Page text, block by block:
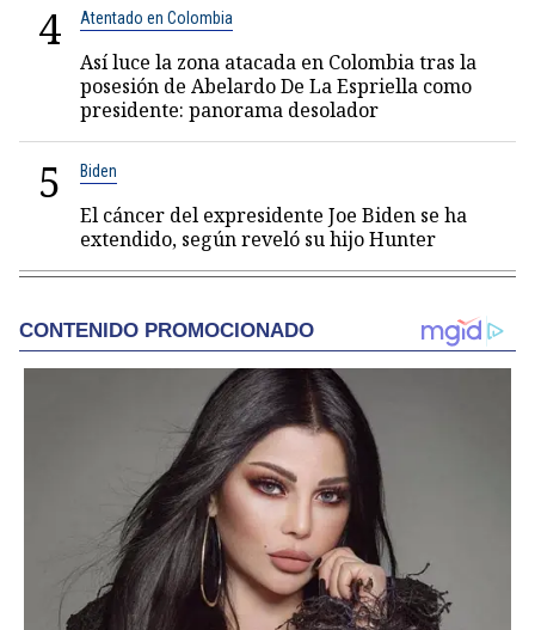
4 Atentado en Colombia
Así luce la zona atacada en Colombia tras la
posesión de Abelardo De La Espriella como
presidente: panorama desolador
5 Biden
El cáncer del expresidente Joe Biden se ha
extendido, según reveló su hijo Hunter